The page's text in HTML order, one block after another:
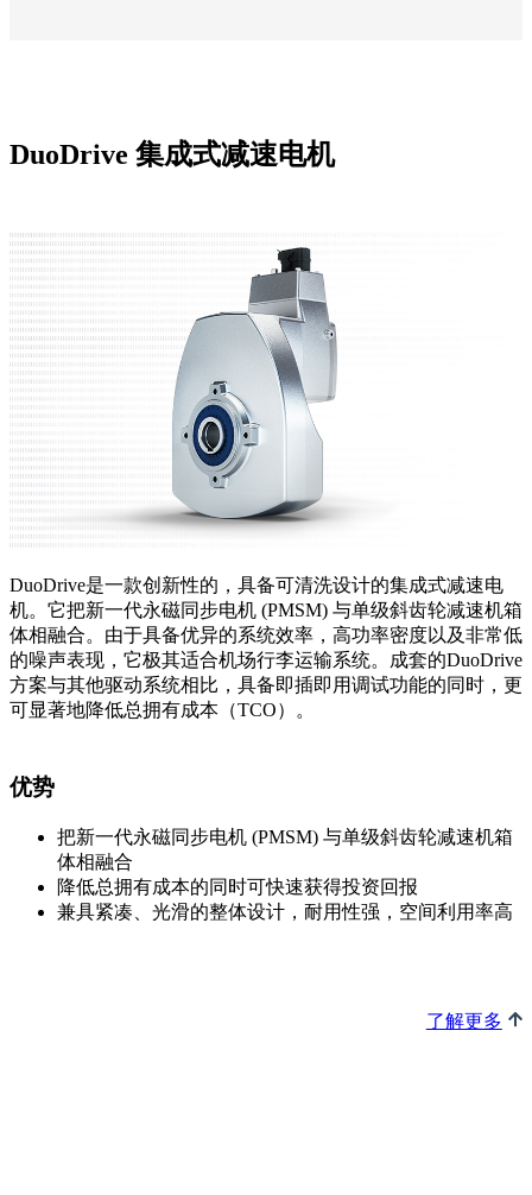
DuoDrive 集成式减速电机
DuoDrive是一款创新性的，具备可清洗设计的集成式减速电
机。它把新一代永磁同步电机 (PMSM) 与单级斜齿轮减速机箱
体相融合。由于具备优异的系统效率，高功率密度以及非常低
的噪声表现，它极其适合机场行李运输系统。成套的DuoDrive
方案与其他驱动系统相比，具备即插即用调试功能的同时，更
可显著地降低总拥有成本（TCO）。
优势
把新一代永磁同步电机 (PMSM) 与单级斜齿轮减速机箱
体相融合
降低总拥有成本的同时可快速获得投资回报
兼具紧凑、光滑的整体设计，耐用性强，空间利用率高
了解更多